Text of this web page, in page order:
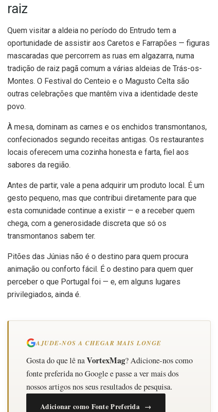
raiz
Quem visitar a aldeia no período do Entrudo tem a
oportunidade de assistir aos Caretos e Farrapões — figuras
mascaradas que percorrem as ruas em algazarra, numa
tradição de raiz pagã comum a várias aldeias de Trás-os-
Montes. O Festival do Centeio e o Magusto Celta são
outras celebrações que mantêm viva a identidade deste
povo.
À mesa, dominam as carnes e os enchidos transmontanos,
confecionados segundo receitas antigas. Os restaurantes
locais oferecem uma cozinha honesta e farta, fiel aos
sabores da região.
Antes de partir, vale a pena adquirir um produto local. É um
gesto pequeno, mas que contribui diretamente para que
esta comunidade continue a existir — e a receber quem
chega, com a generosidade discreta que só os
transmontanos sabem ter.
Pitões das Júnias não é o destino para quem procura
animação ou conforto fácil. É o destino para quem quer
perceber o que Portugal foi — e, em alguns lugares
privilegiados, ainda é.
AJUDE-NOS A CHEGAR MAIS LONGE
Gosta do que lê naVortexMag? Adicione-nos como
fonte preferida no Google e passe a ver mais dos
nossos artigos nos seus resultados de pesquisa.
Adicionar como Fonte Preferida →